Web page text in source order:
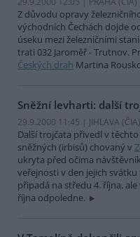
Z důvodu opravy
východních Čechách dojde
úseku mezi železničními
trati 032 Jaroměř - Trutnov.
Českých drah Martina
Sněžní levharti: další
29.9.2000 11:45 | JIHLAVA (ČIA)
Další trojčata přivedl v
sněžných (irbisů) chovaný v
ukryta před očima
veřejnosti v den jejich
připadá na středu 4. října,
října odpoledne.